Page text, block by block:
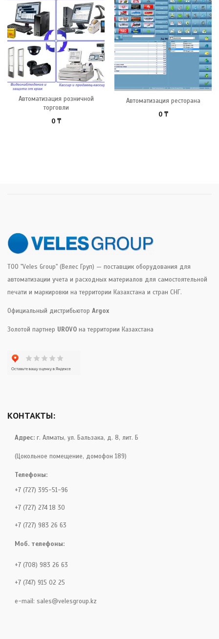
Автоматизация розничной
торговли
0 ₸
Автоматизация ресторана
0 ₸
ТОО "Veles Group" (Велес Груп) — поставщик оборудования для
автоматизации учета и расходных материалов для самостоятельной
печати и маркировки на территории Казахстана и стран СНГ.
Официальный дистрибьютор Argox
Золотой партнер UROVO на территории Казахстана
КОНТАКТЫ:
Адрес: г. Алматы, ул. Бальзака, д. 8, лит. Б
(Цокольное помещение, домофон 189)
Телефоны:
+7 (727) 395-51-96
+7 (727) 274 18 30
+7 (727) 983 26 63
Моб. телефоны:
+7 (708) 983 26 63
+7 (747) 915 02 25
e-mail: sales@velesgroup.kz